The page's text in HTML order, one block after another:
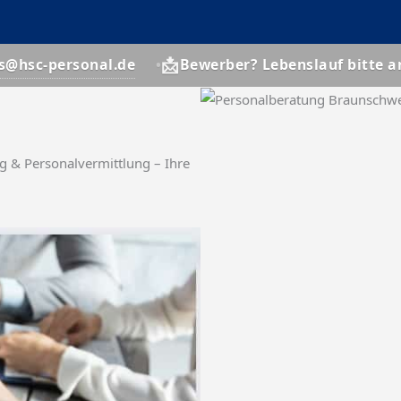
📩Bewerber? Lebenslauf bitte anjobs@hsc-
& Personalvermittlung – Ihre